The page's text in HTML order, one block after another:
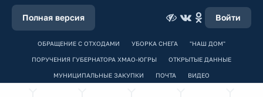
Полная версия Войти
ОБРАЩЕНИЕ С ОТХОДАМИ УБОРКА СНЕГА "НАШ ДОМ"
ПОРУЧЕНИЯ ГУБЕРНАТОРА ХМАО-ЮГРЫ ОТКРЫТЫЕ ДАННЫЕ
МУНИЦИПАЛЬНЫЕ ЗАКУПКИ ПОЧТА ВИДЕО